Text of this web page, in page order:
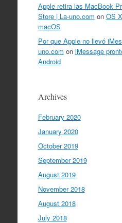
Apple retira las MacBook
Store | La-uno.com on OS
macOS
Por que Apple no llevó
uno.com on iMessage
Android
Archives
February 2020
January 2020
October 2019
September 2019
August 2019
November 2018
August 2018
July 2018